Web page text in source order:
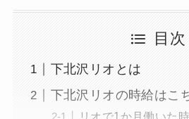
目次
下北沢リオとは
下北沢リオの時給はこ
リオで1か月働いた